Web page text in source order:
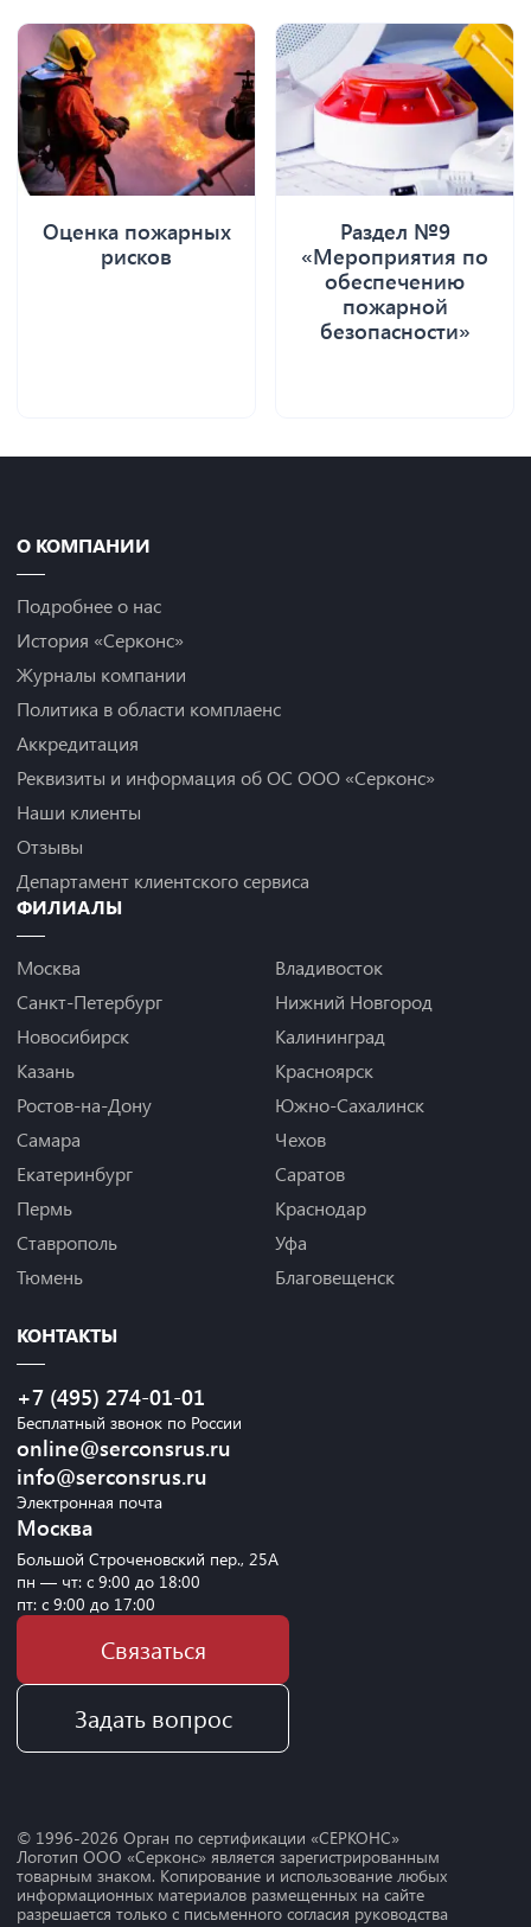
Оценка пожарных
рисков
Раздел №9
«Мероприятия по
обеспечению
пожарной
безопасности»
О КОМПАНИИ
Подробнее о нас
История «Серконс»
Журналы компании
Политика в области комплаенс
Аккредитация
Реквизиты и информация об ОС ООО «Серконс»
Наши клиенты
Отзывы
Департамент клиентского сервиса
ФИЛИАЛЫ
Москва
Санкт-Петербург
Новосибирск
Казань
Ростов-на-Дону
Самара
Екатеринбург
Пермь
Ставрополь
Тюмень
Владивосток
Нижний Новгород
Калининград
Красноярск
Южно-Сахалинск
Чехов
Саратов
Краснодар
Уфа
Благовещенск
КОНТАКТЫ
+7 (495) 274-01-01
Бесплатный звонок по России
online@serconsrus.ru
info@serconsrus.ru
Электронная почта
Москва
Большой Строченовский пер., 25А
пн — чт: с 9:00 до 18:00
пт: с 9:00 до 17:00
Связаться
Задать вопрос
© 1996-2026 Орган по сертификации «СЕРКОНС»
Логотип ООО «Серконс» является зарегистрированным
товарным знаком. Копирование и использование любых
информационных материалов размещенных на сайте
разрешается только с письменного согласия руководства